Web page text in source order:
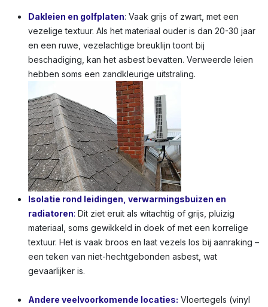
Dakleien en golfplaten: Vaak grijs of zwart, met een
vezelige textuur. Als het materiaal ouder is dan 20-30 jaar
en een ruwe, vezelachtige breuklijn toont bij
beschadiging, kan het asbest bevatten. Verweerde leien
hebben soms een zandkleurige uitstraling.
Isolatie rond leidingen, verwarmingsbuizen en
radiatoren: Dit ziet eruit als witachtig of grijs, pluizig
materiaal, soms gewikkeld in doek of met een korrelige
textuur. Het is vaak broos en laat vezels los bij aanraking –
een teken van niet-hechtgebonden asbest, wat
gevaarlijker is.
Andere veelvoorkomende locaties: Vloertegels (vinyl